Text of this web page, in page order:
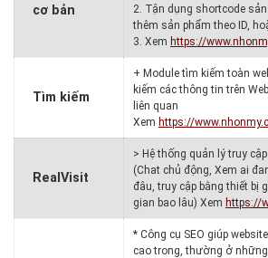
cơ bản
2. Tận dụng shortcode
thêm sản phẩm theo ID,
3. Xem https://
Tìm kiếm
+ Module tìm kiếm toàn
kiếm các thông tin trên
liên quan
Xem https://
RealVisit
> Hệ thống quản lý truy
(Chat chủ động, Xem ai
đâu, truy cập bằng thiết bị
gian bao lâu) Xem https://
* Công cụ SEO giúp
cao trong, thường ở